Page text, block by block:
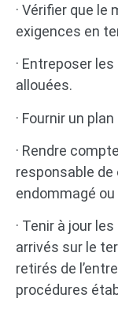
· Vérifier que
exigences en
· Entreposer
allouées.
· Fournir un
· Rendre
responsable
endommagé ou
· Tenir à jour
arrivés sur le
retirés de
procédures